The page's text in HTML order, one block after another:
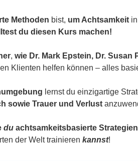
Methoden bist, um Achtsamkeit
du diesen Kurs machen!
, wie Dr. Mark Epstein, Dr. Susan
Klienten helfen können – alles
lernst du einzigartige
sowie Trauer und Verlust
du achtsamkeitsbasierte Strategien
der Welt trainieren kannst!